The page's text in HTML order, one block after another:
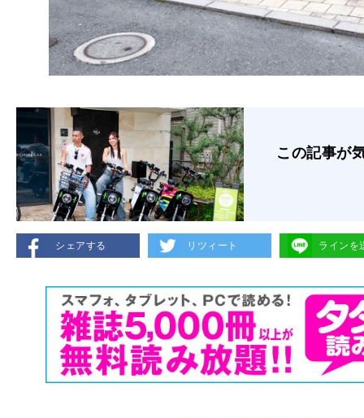
この記事が
シェアする リツィート ラインを